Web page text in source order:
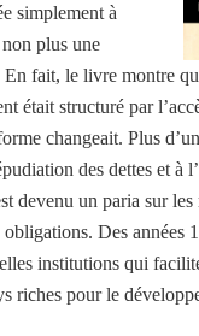
simplement à
plus une
fait, le livre montre
était structuré par
changeait. Plus
des dettes et à
devenu un paria sur
Des années
institutions qui
riches pour le